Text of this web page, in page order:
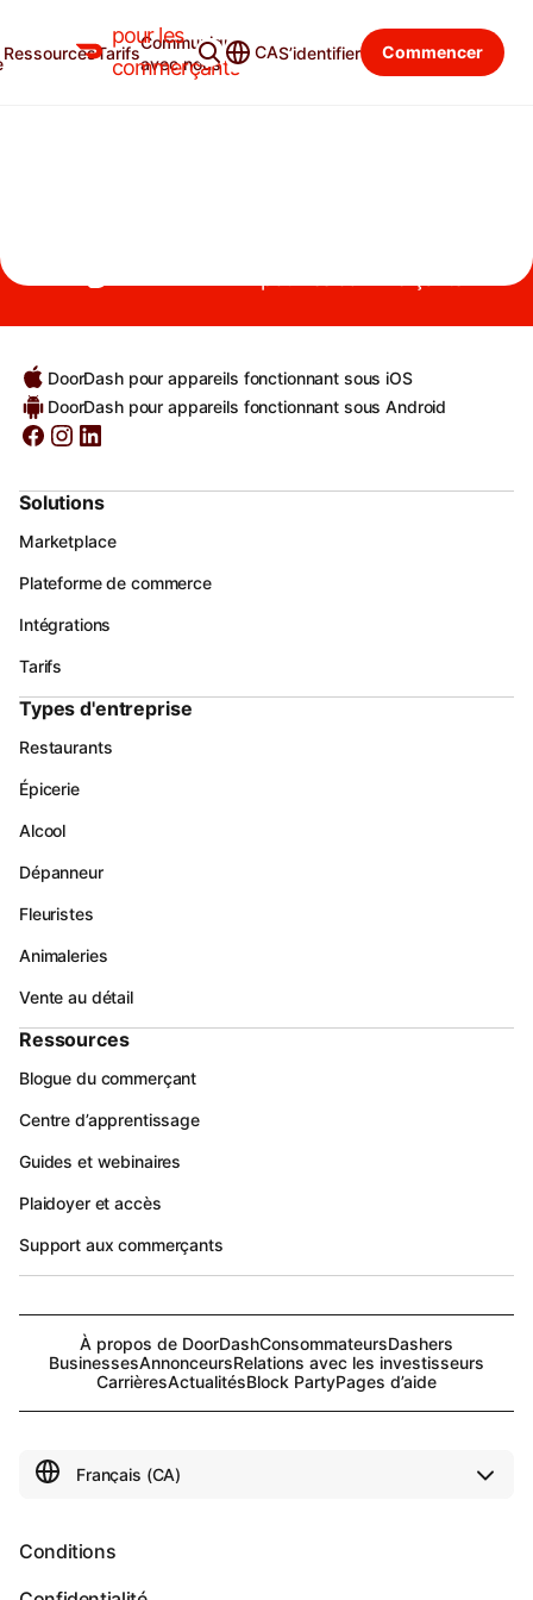
pour les
commerçants
RessourcesTarifs
Communiquer
avec nous
CAS’identifier Commencer
Blogue du commerçant Catégories
DoorDash pour appareils fonctionnant sous iOS
DoorDash pour appareils fonctionnant sous Android
Solutions
Marketplace
Plateforme de commerce
Intégrations
Tarifs
Types d'entreprise
Restaurants
Épicerie
Alcool
Dépanneur
Fleuristes
Animaleries
Vente au détail
Ressources
Blogue du commerçant
Centre d’apprentissage
Guides et webinaires
Plaidoyer et accès
Support aux commerçants
À propos de DoorDashConsommateursDashers
BusinessesAnnonceursRelations avec les investisseurs
CarrièresActualitésBlock PartyPages d’aide
Conditions